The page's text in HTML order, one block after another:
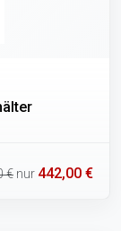
€ nur 442,00 €